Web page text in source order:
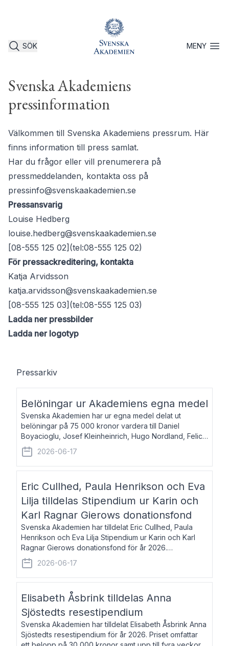
SÖK MENYÖppna
Svenska Akademiens
pressinformation
Välkommen till Svenska Akademiens pressrum. Här
finns information till press samlat.
Har du frågor eller vill prenumerera på
pressmeddelanden, kontakta oss på
pressinfo@svenskaakademien.se
Pressansvarig
Louise Hedberg
louise.hedberg@svenskaakademien.se
[08-555 125 02](tel:08-555 125 02)
För pressackreditering, kontakta
Katja Arvidsson
katja.arvidsson@svenskaakademien.se
[08-555 125 03](tel:08-555 125 03)
Ladda ner pressbilder
Ladda ner logotyp
Pressarkiv
Belöningar ur Akademiens egna medel
Svenska Akademien har ur egna medel delat ut
belöningar på 75 000 kronor vardera till Daniel
Boyacioglu, Josef Kleinheinrich, Hugo Nordland, Felicia
Stenroth och Svante Strandberg. Daniel Boyacioglu,
född 1981, är poet och scenartist. Josef
2026-06-17
Eric Cullhed, Paula Henrikson och Eva
Lilja tilldelas Stipendium ur Karin och
Karl Ragnar Gierows donationsfond
Svenska Akademien har tilldelat Eric Cullhed, Paula
Henrikson och Eva Lilja Stipendium ur Karin och Karl
Ragnar Gierows donationsfond för år 2026.
Stipendiebeloppet är på 70 000 kronor vardera. Eric
Cullhed, född 1985, är professor i grekis
2026-06-17
Elisabeth Åsbrink tilldelas Anna
Sjöstedts resestipendium
Svenska Akademien har tilldelat Elisabeth Åsbrink Anna
Sjöstedts resestipendium för år 2026. Priset omfattar